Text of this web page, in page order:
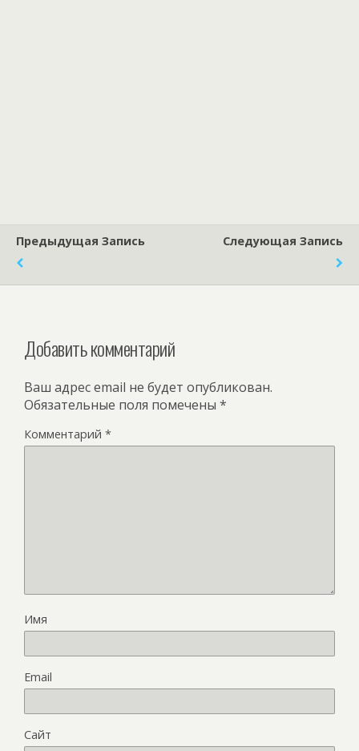
Предыдущая Запись Следующая Запись
Добавить комментарий
Ваш адрес email не будет опубликован.
Обязательные поля помечены *
Комментарий *
Имя
Email
Сайт